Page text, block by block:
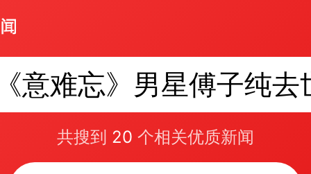
意难忘》男星傅子纯去
共搜到 20 个相关优质新闻